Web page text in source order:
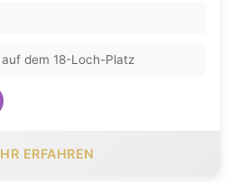
dem 18-Loch-Platz
ERFAHREN